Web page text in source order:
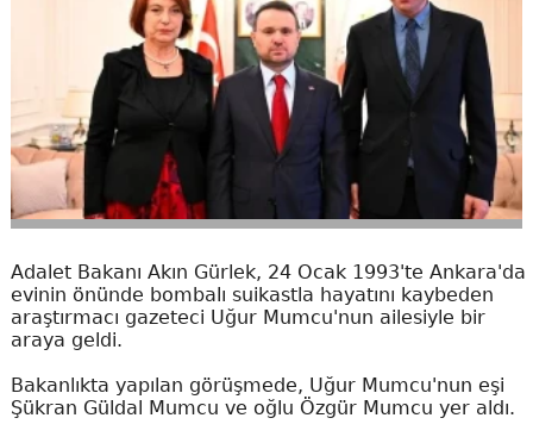
Adalet Bakanı Akın Gürlek, 24 Ocak 1993'te Ankara'da
evinin önünde bombalı suikastla hayatını kaybeden
araştırmacı gazeteci Uğur Mumcu'nun ailesiyle bir
araya geldi.
Bakanlıkta yapılan görüşmede, Uğur Mumcu'nun eşi
Şükran Güldal Mumcu ve oğlu Özgür Mumcu yer aldı.